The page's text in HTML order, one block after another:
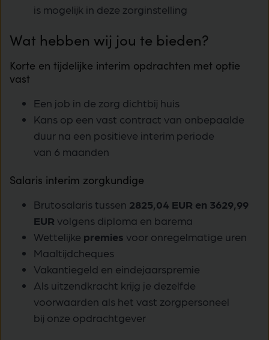
is mogelijk in deze zorginstelling
Wat hebben wij jou te bieden?
Korte en tijdelijke interim opdrachten met optie
vast
Een job in de zorg dichtbij huis
Kans op een vast contract van onbepaalde
duur na een positieve interim periode
van 6 maanden
Salaris interim zorgkundige
Brutosalaris tussen 2825,04 EUR en 3629,99
EUR volgens diploma en barema
Wettelijke premies voor onregelmatige uren
Maaltijdcheques
Vakantiegeld en eindejaarspremie
Als uitzendkracht krijg je dezelfde
voorwaarden als het vast zorgpersoneel
bij onze opdrachtgever